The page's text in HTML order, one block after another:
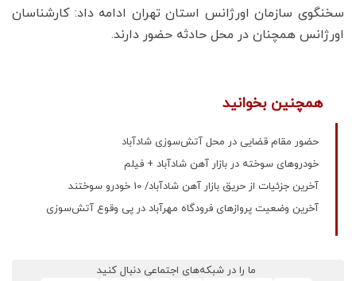
سخنگوی سازمان اورژانس استان تهران ادامه داد: کارشناسان
اورژانس همچنان در محل حادثه حضور دارند.
همچنین بخوانید
حضور مقام قضایی در محل آتش‌سوزی شادآباد
خودروهای سوخته در بازار آهن شادآباد + فیلم
آخرین جزئیات از حریق بازار آهن شادآباد/ 10 خودرو سوختند
آخرین وضعیت پروازهای فرودگاه مهرآباد در پی وقوع آتش‌‌سوزی
ما را در شبکه‌های اجتماعی دنبال کنید